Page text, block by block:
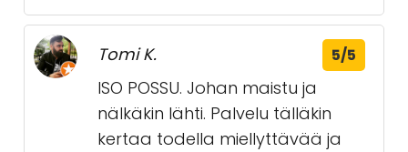
Tomi K. 5/5
ISO POSSU. Johan maistu ja
nälkäkin lähti. Palvelu tälläkin
kertaa todella miellyttävää ja